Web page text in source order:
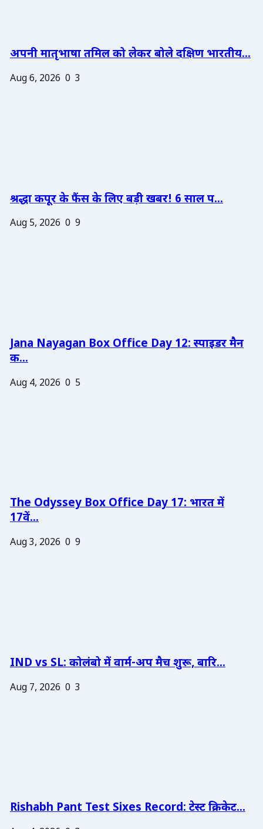
अपनी मातृभाषा तमिल को लेकर बोले दक्षिण भारतीय...
Aug 6, 2026 0 3
श्रद्धा कपूर के फैंस के लिए बड़ी खबर! 6 साल प...
Aug 5, 2026 0 9
Jana Nayagan Box Office Day 12: स्पाइडर मैन
क...
Aug 4, 2026 0 5
The Odyssey Box Office Day 17: भारत में
17वें...
Aug 3, 2026 0 9
IND vs SL: कोलंबो में वार्म-अप मैच शुरू, बारि...
Aug 7, 2026 0 3
Rishabh Pant Test Sixes Record: टेस्ट क्रिकेट...